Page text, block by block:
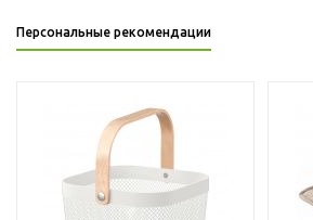
Персональные рекомендации